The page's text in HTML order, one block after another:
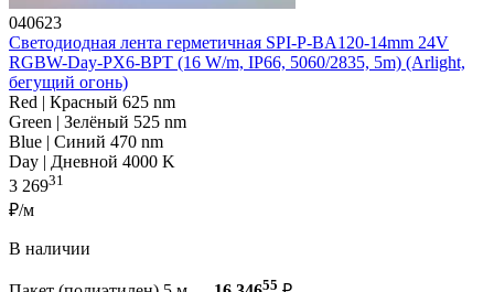
040623
Светодиодная лента герметичная SPI-P-BA120-14mm 24V
RGBW-Day-PX6-BPT (16 W/m, IP66, 5060/2835, 5m) (Arlight,
бегущий огонь)
Red | Красный 625 nm
Green | Зелёный 525 nm
Blue | Синий 470 nm
Day | Дневной 4000 K
3 26931
₽/м
В наличии
55